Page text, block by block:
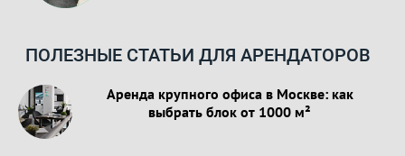
ПОЛЕЗНЫЕ СТАТЬИ ДЛЯ АРЕНДАТОРОВ
Аренда крупного офиса в Москве: как
выбрать блок от 1000 м²